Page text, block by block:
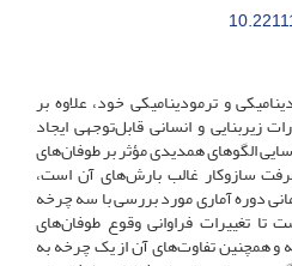
و ترمودینامیکی خود، علاوه بر
زیربنایی و انسانی قابل‌توجهی ایجاد
الگوهای همدیدی مؤثر بر طوفان‌های
سازوکار غالب بارش‌های آن است،
دوره آماری مورد بررسی با سه چرخه
تغییرات فراوانی وقوع طوفان‌های
همچنین تفاوت‌های آن از یک چرخه به